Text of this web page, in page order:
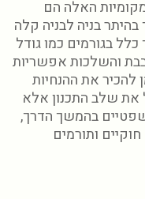
האלה הם
בניה לבניה קלה
בגורמים כמו גודל
והשלכות אפשריות
את ההנחיות
את שלב התכנון אלא
בהמשך הדרך,
ותורמים